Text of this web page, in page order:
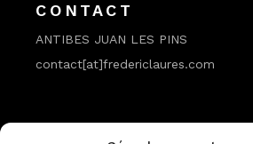
CONTACT
ANTIBES JUAN LES PINS
contact[at]fredericlaures.com